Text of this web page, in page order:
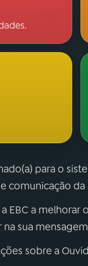
para o
comunicação
EBC a
na sua
sobre a